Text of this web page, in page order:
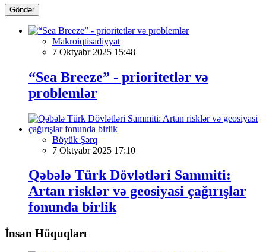
Göndər
Makroiqtisadiyyat
7 Oktyabr 2025 15:48
“Sea Breeze” - prioritetlər və
problemlər
Böyük Şərq
7 Oktyabr 2025 17:10
Qəbələ Türk Dövlətləri Sammiti:
Artan risklər və geosiyasi çağırışlar
fonunda birlik
İnsan Hüquqları